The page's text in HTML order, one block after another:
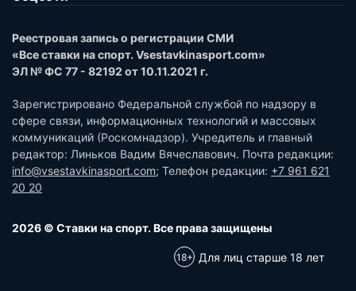
Реестровая запись о регистрации СМИ
«Все ставки на спорт. Vsestavkinasport.com»
ЭЛ № ФС 77 - 82192 от 10.11.2021 г.
Зарегистрировано Федеральной службой по надзору в
сфере связи, информационных технологий и массовых
коммуникаций (Роскомнадзор). Учредитель и главный
редактор: Линьков Вадим Вячеславович. Почта редакции:
info@vsestavkinasport.com; Телефон редакции: +7 961 621
20 20
2026 © Ставки на спорт. Все права защищены
Для лиц старше 18 лет